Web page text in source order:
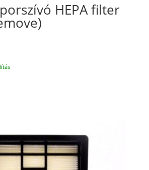
HEPA filter